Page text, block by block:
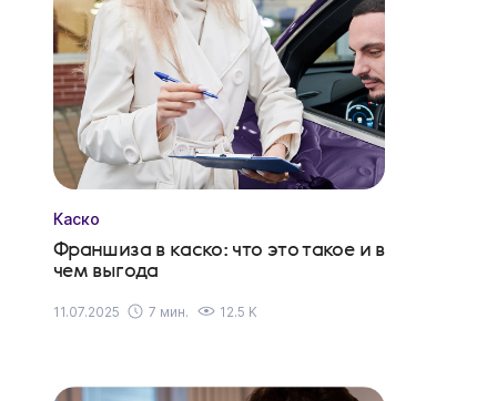
Каско
Франшиза в каско: что это такое и в
чем выгода
11.07.2025 7 мин. 12.5 K